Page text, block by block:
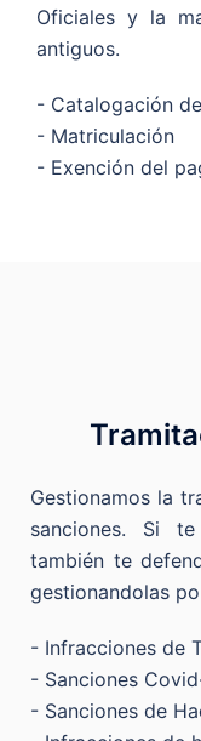
Oficiales y la
antiguos.
- Catalogación
- Matriculación
- Exención del
Gestionamos la
sanciones. Si
también te
gestionandolas
- Infracciones de
- Sanciones
- Sanciones de